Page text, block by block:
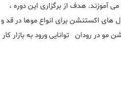
آموزند. هدف از برگزاری این دوره ،
های اکستنشن برای انواع موها در قد و
مو در رودان توانایی ورود به بازار کار